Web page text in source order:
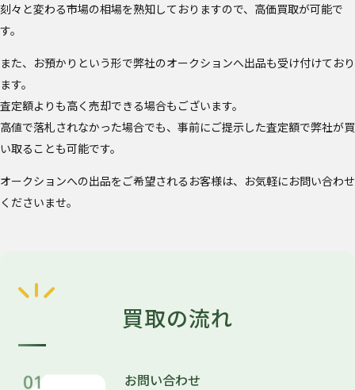
刻々と変わる市場の相場を熟知しておりますので、高価買取が可能で
す。
また、お預かりという形で弊社のオークションへ出品も受け付けており
ます。
査定額よりも高く売却できる場合もございます。
高値で落札されなかった場合でも、事前にご提示した査定額で弊社が買
い取ることも可能です。
オークションへの出品をご希望されるお客様は、お気軽にお問い合わせ
くださいませ。
買取の流れ
お問い合わせ